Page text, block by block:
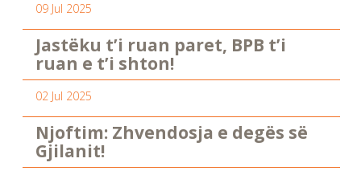
09 Jul 2025
Jastëku t’i ruan paret, BPB t’i
ruan e t’i shton!
02 Jul 2025
Njoftim: Zhvendosja e degës së
Gjilanit!